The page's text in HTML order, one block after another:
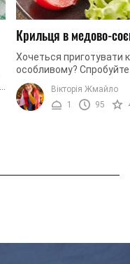
Крильця в медово-
Хочеться приготувати
особливому?
звичайні крильця в
соусі. Така страва
нескладно, що ...
Вікторія Жмайло
1
95